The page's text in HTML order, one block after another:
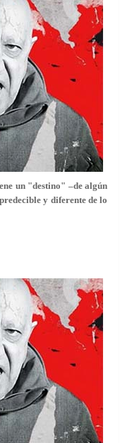
un "destino" –de algún
y diferente de lo